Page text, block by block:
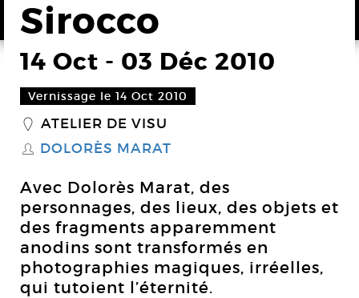
Sirocco
14 Oct - 03 Déc 2010
Vernissage le 14 Oct 2010
_ ATELIER DE VISU
S DOLORÈS MARAT
Avec Dolorès Marat, des
personnages, des lieux, des objets et
des fragments apparemment
anodins sont transformés en
photographies magiques, irréelles,
qui tutoient l’éternité.